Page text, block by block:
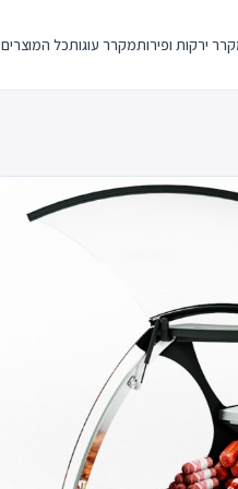
ירקות ופירותמקרר עוגותכל המוצרים